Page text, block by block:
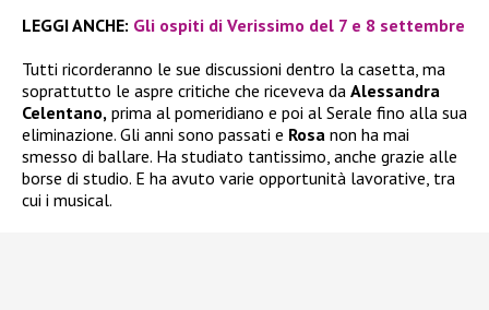
LEGGI ANCHE: Gli ospiti di Verissimo del 7 e 8 settembre
Tutti ricorderanno le sue discussioni dentro la casetta, ma
soprattutto le aspre critiche che riceveva da Alessandra
Celentano, prima al pomeridiano e poi al Serale fino alla sua
eliminazione. Gli anni sono passati e Rosa non ha mai
smesso di ballare. Ha studiato tantissimo, anche grazie alle
borse di studio. E ha avuto varie opportunità lavorative, tra
cui i musical.